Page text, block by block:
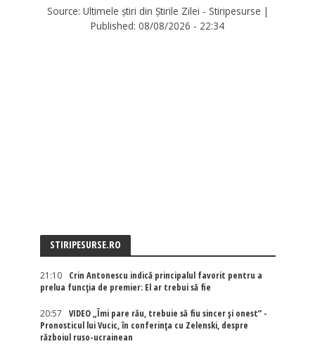
Source: Ultimele știri din Știrile Zilei - Stiripesurse |
Published: 08/08/2026 - 22:34
STIRIPESURSE.RO
21:10
Crin Antonescu indică principalul favorit pentru a
prelua funcția de premier: El ar trebui să fie
20:57
VIDEO „Îmi pare rău, trebuie să fiu sincer și onest” -
Pronosticul lui Vucic, în conferința cu Zelenski, despre
războiul ruso-ucrainean